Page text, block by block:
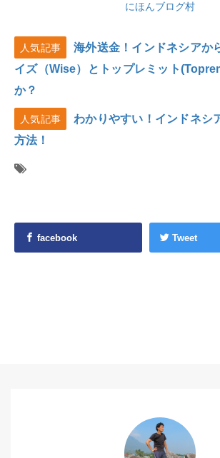
にほんブログ村
人気記事
海外送金！インドネシアか
イズ（Wise）とトップレミット
か？
人気記事
わかりやすい！インドネシ
方法！
facebook Tweet